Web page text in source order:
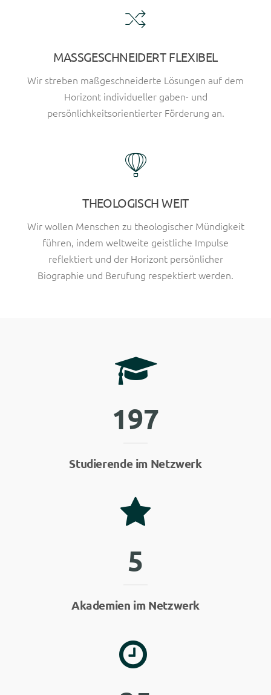
MASSGESCHNEIDERT FLEXIBEL
Wir streben maßgeschneiderte Lösungen auf dem
Horizont individueller gaben- und
persönlichkeitsorientierter Förderung an.
THEOLOGISCH WEIT
Wir wollen Menschen zu theologischer Mündigkeit
führen, indem weltweite geistliche Impulse
reflektiert und der Horizont persönlicher
Biographie und Berufung respektiert werden.
197
Studierende im Netzwerk
5
Akademien im Netzwerk